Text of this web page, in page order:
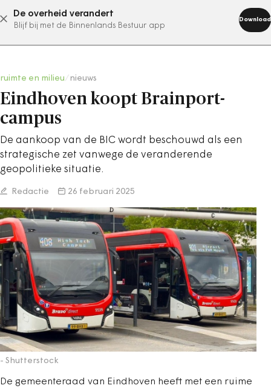
De overheid verandert
Blijf bij met de Binnenlands Bestuur app
Download
abonneer nu
ruimte en milieu nieuws
Eindhoven koopt Brainport-
campus
De aankoop van de BIC wordt beschouwd als een
strategische zet vanwege de veranderende
geopolitieke situatie.
Redactie 26 februari 2025
- Shutterstock
De gemeenteraad van Eindhoven heeft met een ruime